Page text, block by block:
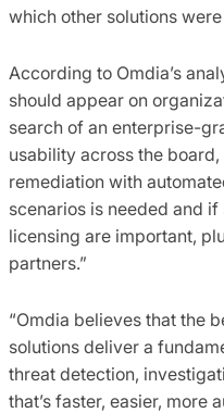
which other solutions
According to Omdia’s
should appear on
search of an enterprise-
usability across the
remediation with
scenarios is needed and
licensing are important,
partners.”
“Omdia believes that the
solutions deliver a
threat detection,
that’s faster, easier, more